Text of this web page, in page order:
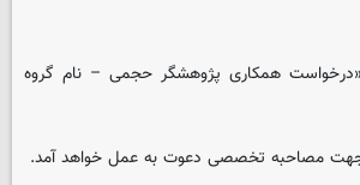
«درخواست همکاری پژوهشگر حجمی – نام گروه
جهت مصاحبه تخصصی دعوت به عمل خواهد آمد.